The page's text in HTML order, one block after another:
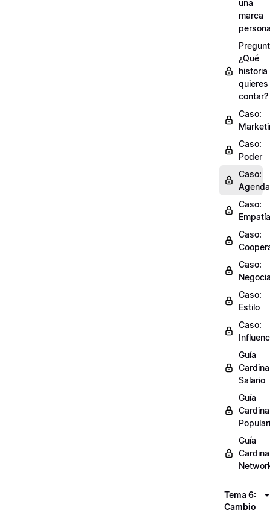
una
marca
¿Qué
historia
quieres
contar?
Caso:
Caso:
Poder
Caso:
Agenda
Caso:
Empatía
Caso:
Caso:
Caso:
Estilo
Caso:
Guía
Salario
Guía
Guía
Tema 6:
Cambio